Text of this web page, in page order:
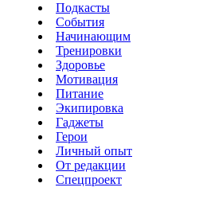
Подкасты
События
Начинающим
Тренировки
Здоровье
Мотивация
Питание
Экипировка
Гаджеты
Герои
Личный опыт
От редакции
Спецпроект